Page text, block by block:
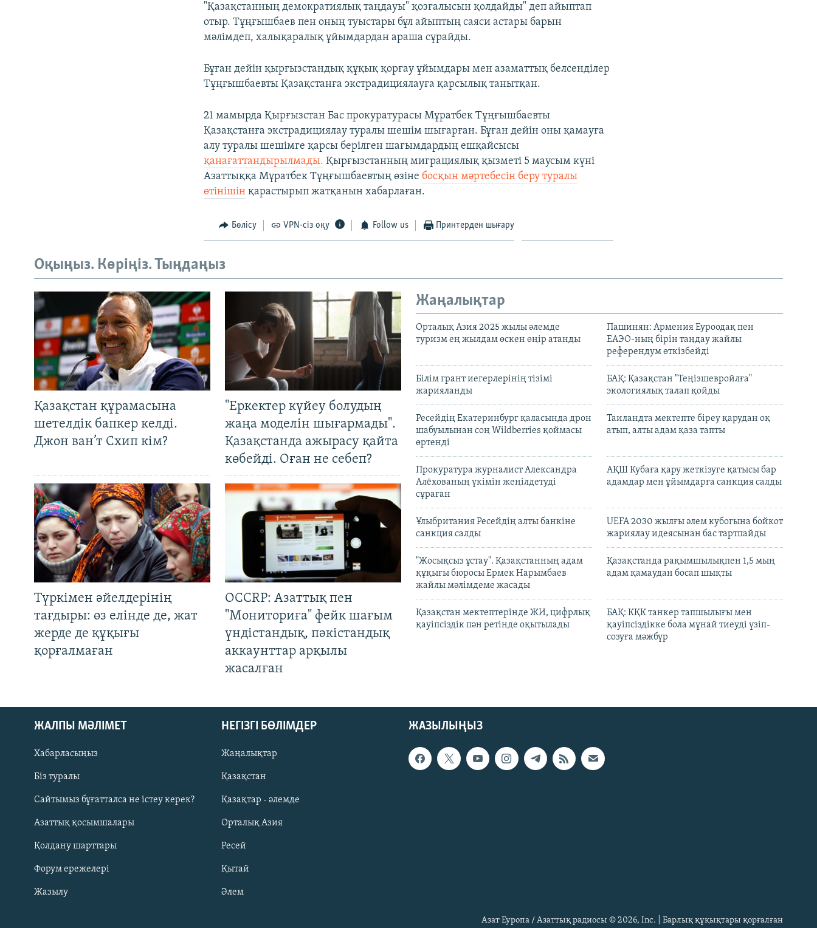
Русский
ЖАЗЫЛЫҢЫЗ
"Қазақстанның демократиялық таңдауы" қозғалысын қолдайды" деп айыптап
отыр. Тұңғышбаев пен оның туыстары бұл айыптың саяси астары барын
мәлімдеп, халықаралық ұйымдардан араша сұрайды.
Бұған дейін қырғызстандық құқық қорғау ұйымдары мен азаматтық белсенділер
Тұңғышбаевты Қазақстанға экстрадициялауға қарсылық танытқан.
21 мамырда Қырғызстан Бас прокуратурасы Мұратбек Тұңғышбаевты
Қазақстанға экстрадициялау туралы шешім шығарған. Бұған дейін оны қамауға
алу туралы шешімге қарсы берілген шағымдардың ешқайсысы
қанағаттандырылмады. Қырғызстанның миграциялық қызметі 5 маусым күні
Азаттыққа Мұратбек Тұңғышбаевтың өзіне босқын мәртебесін беру туралы
өтінішін қарастырып жатқанын хабарлаған.
Бөлісу VPN-сіз оқу Follow us Принтерден шығару
Оқыңыз. Көріңіз. Тыңдаңыз
Қазақстан құрамасына
шетелдік бапкер келді.
Джон ван’т Схип кім?
"Еркектер күйеу болудың
жаңа моделін шығармады".
Қазақстанда ажырасу қайта
көбейді. Оған не себеп?
Түркімен әйелдерінің
тағдыры: өз елінде де, жат
жерде де құқығы
қорғалмаған
OCCRP: Азаттық пен
"Мониториға" фейк шағым
үндістандық, пәкістандық
аккаунттар арқылы
жасалған
Жаңалықтар
Орталық Азия 2025 жылы әлемде
туризм ең жылдам өскен өңір атанды
Пашинян: Армения Еуроодақ пен
ЕАЭО-ның бірін таңдау жайлы
референдум өткізбейді
Білім грант иегерлерінің тізімі
жарияланды
БАҚ: Қазақстан "Теңізшевройлға"
экологиялық талап қойды
Ресейдің Екатеринбург қаласында дрон
шабуылынан соң Wildberries қоймасы
өртенді
Таиландта мектепте біреу қарудан оқ
атып, алты адам қаза тапты
Прокуратура журналист Александра
Алёхованың үкімін жеңілдетуді
сұраған
АҚШ Кубаға қару жеткізуге қатысы бар
адамдар мен ұйымдарға санкция салды
Ұлыбритания Ресейдің алты банкіне
санкция салды
UEFA 2030 жылғы әлем кубогына бойкот
жариялау идеясынан бас тартпайды
"Жосықсыз ұстау". Қазақстанның адам
құқығы бюросы Ермек Нарымбаев
жайлы мәлімдеме жасады
Қазақстанда рақымшылықпен 1,5 мың
адам қамаудан босап шықты
Қазақстан мектептерінде ЖИ, цифрлық
қауіпсіздік пән ретінде оқытылады
БАҚ: КҚК танкер тапшылығы мен
қауіпсіздікке бола мұнай тиеуді үзіп-
созуға мәжбүр
ЖАЗЫЛЫҢЫЗ
ЖАЛПЫ МӘЛІМЕТ
Хабарласыңыз
Біз туралы
Сайтымыз бұғатталса не істеу керек?
Азаттық қосымшалары
Қолдану шарттары
Форум ережелері
Жазылу
НЕГІЗГІ БӨЛІМДЕР
Жаңалықтар
Қазақстан
Қазақтар - әлемде
Орталық Азия
Ресей
Қытай
Әлем
Азат Еуропа / Азаттық радиосы © 2026, Inc. | Барлық құқықтары қорғалған